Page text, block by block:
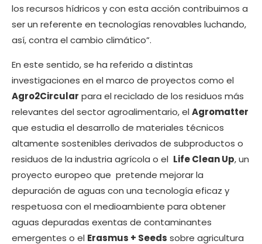
los recursos hídricos y con esta acción contribuimos a
ser un referente en tecnologías renovables luchando,
así, contra el cambio climático”.
En este sentido, se ha referido a distintas
investigaciones en el marco de proyectos como el
Agro2Circular para el reciclado de los residuos más
relevantes del sector agroalimentario, el Agromatter
que estudia el desarrollo de materiales técnicos
altamente sostenibles derivados de subproductos o
residuos de la industria agrícola o el Life Clean Up, un
proyecto europeo que pretende mejorar la
depuración de aguas con una tecnología eficaz y
respetuosa con el medioambiente para obtener
aguas depuradas exentas de contaminantes
emergentes o el Erasmus + Seeds sobre agricultura